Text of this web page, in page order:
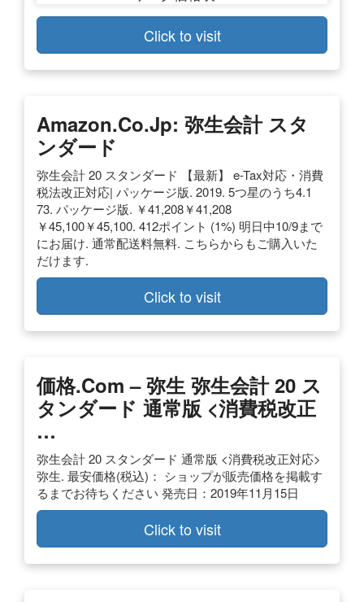
Click to visit
Amazon.co.jp: 弥生会計 スタ
ンダード
弥生会計 20 スタンダード 【最新】 e-Tax対応・消費
税法改正対応| パッケージ版. 2019. 5つ星のうち4.1
73. パッケージ版. ￥41,208￥41,208
￥45,100￥45,100. 412ポイント (1%) 明日中10/9まで
にお届け. 通常配送料無料. こちらからもご購入いた
だけます.
Click to visit
価格.com – 弥生 弥生会計 20 ス
タンダード 通常版 <消費税改正
…
弥生会計 20 スタンダード 通常版 <消費税改正対応>
弥生. 最安価格(税込)： ショップが販売価格を掲載す
るまでお待ちください 発売日：2019年11月15日
Click to visit